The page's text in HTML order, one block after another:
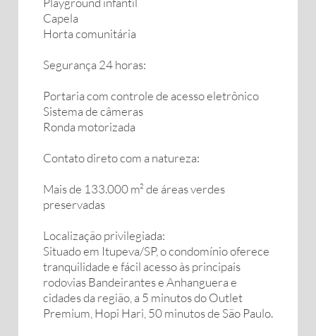
Capela
Horta comunitária
Segurança 24 horas:
Portaria com controle de acesso eletrônico
Sistema de câmeras
Ronda motorizada
Contato direto com a natureza:
Mais de 133.000 m² de áreas verdes
preservadas
Localização privilegiada:
Situado em Itupeva/SP, o condomínio oferece
tranquilidade e fácil acesso às principais
rodovias Bandeirantes e Anhanguera e
cidades da região, a 5 minutos do Outlet
Premium, Hopi Hari, 50 minutos de São Paulo.